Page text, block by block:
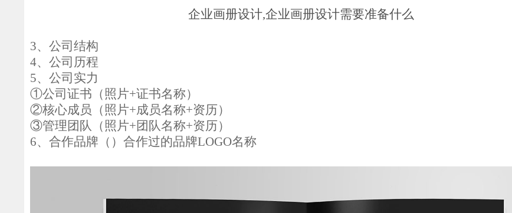
企业画册设计,企业画册设计需要准备什么
3、公司结构
4、公司历程
5、公司实力
①公司证书 （ 照片+证书名称）
②核心成员 （ 照片+成员名称+资历）
③管理团队
（ 照片+团队名称+资历）
6、合作品牌 （）合作过的品牌LOGO名称